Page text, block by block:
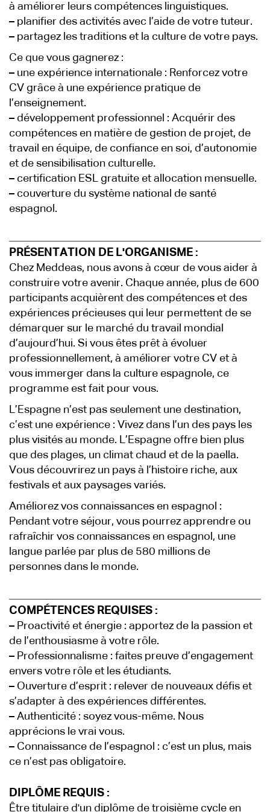
à améliorer leurs compétences linguistiques.
– planifier des activités avec l’aide de votre tuteur.
– partagez les traditions et la culture de votre pays.
Ce que vous gagnerez :
– une expérience internationale : Renforcez votre
CV grâce à une expérience pratique de
l’enseignement.
– développement professionnel : Acquérir des
compétences en matière de gestion de projet, de
travail en équipe, de confiance en soi, d’autonomie
et de sensibilisation culturelle.
– certification ESL gratuite et allocation mensuelle.
– couverture du système national de santé
espagnol.
PRÉSENTATION DE L'ORGANISME :
Chez Meddeas, nous avons à cœur de vous aider à
construire votre avenir. Chaque année, plus de 600
participants acquièrent des compétences et des
expériences précieuses qui leur permettent de se
démarquer sur le marché du travail mondial
d’aujourd’hui. Si vous êtes prêt à évoluer
professionnellement, à améliorer votre CV et à
vous immerger dans la culture espagnole, ce
programme est fait pour vous.
L’Espagne n’est pas seulement une destination,
c’est une expérience : Vivez dans l’un des pays les
plus visités au monde. L’Espagne offre bien plus
que des plages, un climat chaud et de la paella.
Vous découvrirez un pays à l’histoire riche, aux
festivals et aux paysages variés.
Améliorez vos connaissances en espagnol :
Pendant votre séjour, vous pourrez apprendre ou
rafraîchir vos connaissances en espagnol, une
langue parlée par plus de 580 millions de
personnes dans le monde.
COMPÉTENCES REQUISES :
– Proactivité et énergie : apportez de la passion et
de l’enthousiasme à votre rôle.
– Professionnalisme : faites preuve d’engagement
envers votre rôle et les étudiants.
– Ouverture d’esprit : relever de nouveaux défis et
s’adapter à des expériences différentes.
– Authenticité : soyez vous-même. Nous
apprécions le vrai vous.
– Connaissance de l’espagnol : c’est un plus, mais
ce n’est pas obligatoire.
DIPLÔME REQUIS :
Être titulaire d'un diplôme de troisième cycle en